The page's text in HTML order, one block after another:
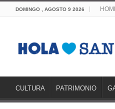
DOMINGO , AGOSTO 9 2026
CULTURA PATRIMONIO